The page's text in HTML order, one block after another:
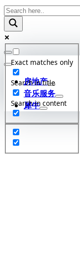
Skip
to
content
Exact matches only
Search in title
Search in content
房地产
音乐服务
犀牛